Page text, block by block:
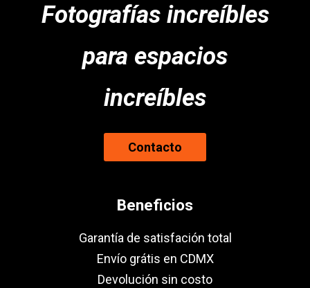
Fotografías increíbles
para espacios
increíbles
Contacto
Beneficios
Garantía de satisfación total
Envío grátis en CDMX
Devolución sin costo